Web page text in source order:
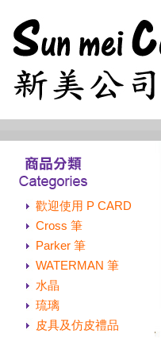
歡迎使用 P CARD
Cross 筆
Parker 筆
WATERMAN 筆
水晶
琉璃
皮具及仿皮禮品